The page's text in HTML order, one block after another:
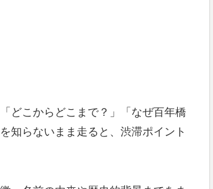
どこからどこまで？」「なぜ百年橋
知らないまま走ると、渋滞ポイント